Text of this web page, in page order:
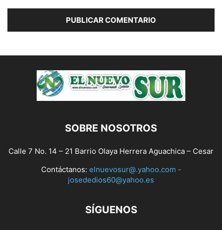
SOBRE NOSOTROS
Calle 7 No. 14 – 21 Barrio Olaya Herrera Aguachica – Cesar
Contáctanos: elnuevosur@.yahoo.com -
josededios60@yahoo.es
SÍGUENOS